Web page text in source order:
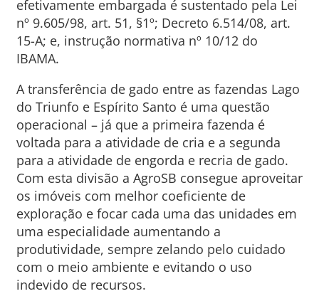
efetivamente embargada é sustentado pela Lei
nº 9.605/98, art. 51, §1º; Decreto 6.514/08, art.
15-A; e, instrução normativa nº 10/12 do
IBAMA.
A transferência de gado entre as fazendas Lago
do Triunfo e Espírito Santo é uma questão
operacional – já que a primeira fazenda é
voltada para a atividade de cria e a segunda
para a atividade de engorda e recria de gado.
Com esta divisão a AgroSB consegue aproveitar
os imóveis com melhor coeficiente de
exploração e focar cada uma das unidades em
uma especialidade aumentando a
produtividade, sempre zelando pelo cuidado
com o meio ambiente e evitando o uso
indevido de recursos.